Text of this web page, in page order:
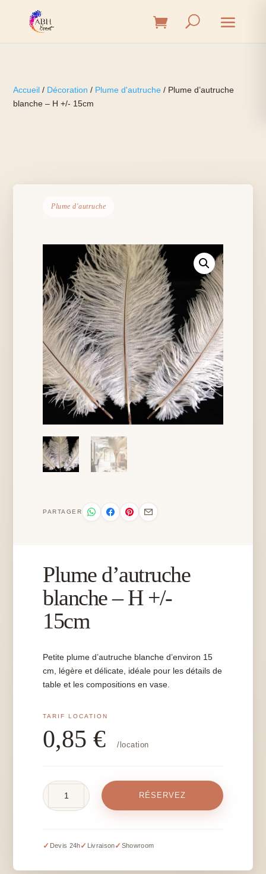
Accueil / Décoration / Plume d'autruche / Plume d’autruche
blanche – H +/- 15cm
Plume d'autruche
PARTAGER
Plume d’autruche
blanche – H +/-
15cm
Petite plume d’autruche blanche d’environ 15
cm, légère et délicate, idéale pour les détails de
table et les compositions en vase.
0,85€ /location
blanche
H
RÉSERVEZ
✓ Devis 24h✓ Livraison✓ Showroom